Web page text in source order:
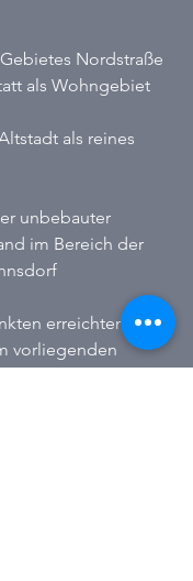
Nordstraße
als Wohngebiet
als reines
unbebauter
im Bereich der
erreichten uns
vorliegenden